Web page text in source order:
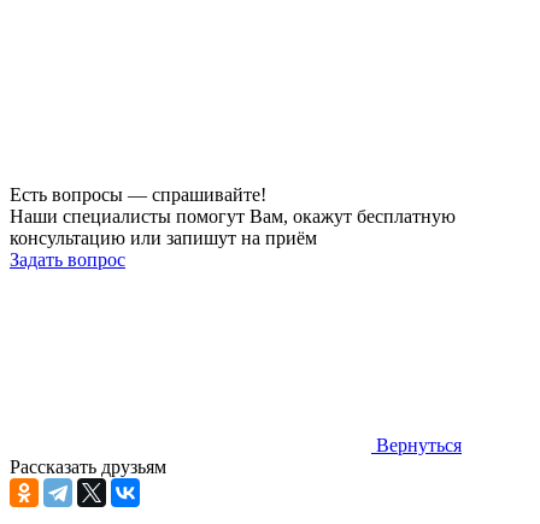
Есть вопросы — спрашивайте!
Наши специалисты помогут Вам, окажут бесплатную
консультацию или запишут на приём
Задать вопрос
Вернуться
Рассказать друзьям